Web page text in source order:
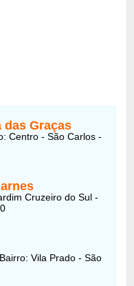
das Graças
Centro - São Carlos -
Cruzeiro do Sul -
Vila Prado - São